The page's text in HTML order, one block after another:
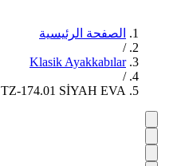
الصفحة الرئيسية
/
Klasik Ayakkabılar
/
TZ-174.01 SİYAH EVA